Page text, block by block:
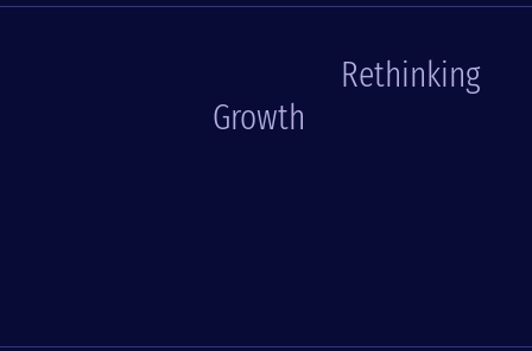
Rethinking
Growth